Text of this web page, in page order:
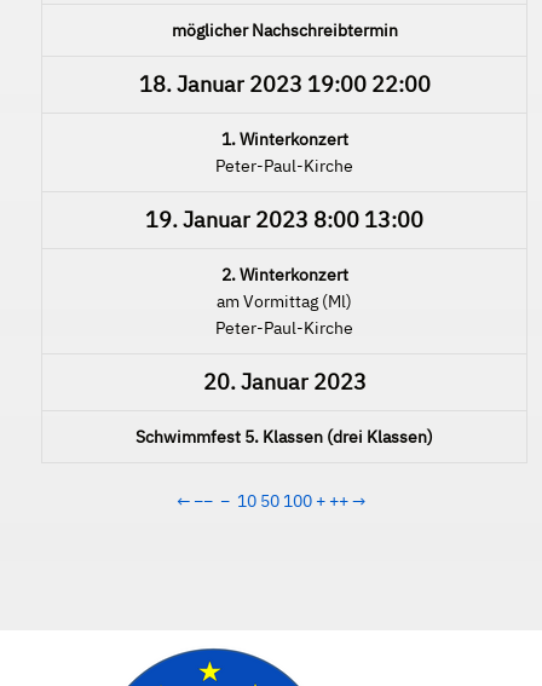
möglicher Nachschreibtermin
18. Januar 2023 19:00 22:00
1. Winterkonzert
Peter-Paul-Kirche
19. Januar 2023 8:00 13:00
2. Winterkonzert
am Vormittag (Ml)
Peter-Paul-Kirche
20. Januar 2023
Schwimmfest 5. Klassen (drei Klassen)
← −− − 10 50 100 + ++→